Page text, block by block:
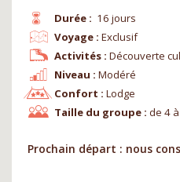
Durée : 16 jours
Niveau : Modéré
Voyage : Exclusif
Confort : Lodge
Activités : Découverte
Taille du groupe : de 4
Prochain départ : nous